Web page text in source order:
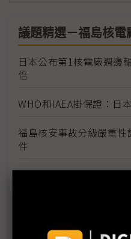
議題精選－福島核電
日本公布第1核電廠週
倍
WHO和IAEA掛保證：日
福島核安事故分級嚴重
件
同為7級 福島外洩輻射
常嚴重